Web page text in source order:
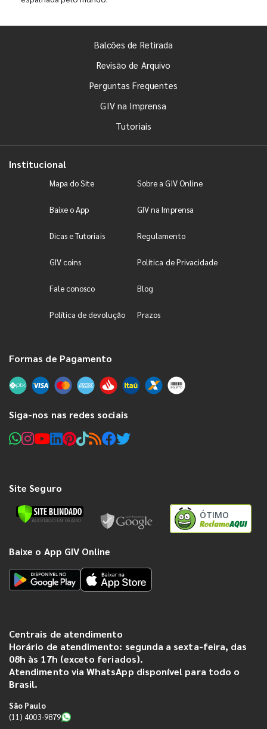
Balcões de Retirada
Revisão de Arquivo
Perguntas Frequentes
GIV na Imprensa
Tutoriais
Institucional
Mapa do Site Sobre a GIV Online
Baixe o App GIV na Imprensa
Dicas e Tutoriais Regulamento
GIV coins Política de Privacidade
Fale conosco Blog
Política de devolução Prazos
Formas de Pagamento
Siga-nos nas redes sociais
Site Seguro
ÓTIMO
Baixe o App GIV Online
Centrais de atendimento
Horário de atendimento: segunda a sexta-feira, das
08h às 17h (exceto feriados).
Atendimento via WhatsApp disponível para todo o
Brasil.
São Paulo
(11) 4003-9879